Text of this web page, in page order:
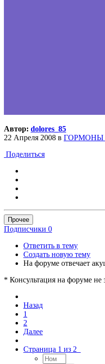
Автор: dolores_85
22 Апреля 2008 в ГОРМОНЫ
Поделиться
Прочее
Подписчики 0
Ответить в тему
Создать новую тему
На форуме отвечает
* Консультация на форуме не
Назад
1
2
Далее
Страница 1 из 2